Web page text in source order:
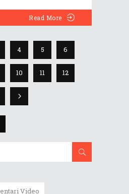
Read More
4 5 6
10 11 12
Video